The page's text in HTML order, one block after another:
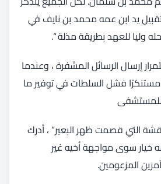
يد ابن عمه محمد بن نايف في
وليا للعهد بطريقة مذلة “.
إرسال الرسائل المشفرة ، وعندما
فشل السلطات في توفير ما
التي قصمت ظهر البعير” ، أدرك
خيار سوى مواجهة أخيه غير
المزعومين.